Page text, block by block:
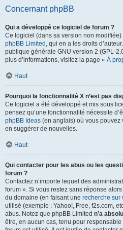
Concernant phpBB
Qui a développé ce logiciel de forum ?
Ce logiciel (dans sa version non
phpBB Limited , qui en a les droits
publique générale GNU version 2 (GPL-
plus d’informations, visitez la page « À
Haut
Pourquoi la fonctionnalité X n’est pas
Ce logiciel a été développé et mis sous
pensez qu’une fonctionnalité nécessite
phpBB Ideas (en anglais) où vous pouvez
en suggérer de nouvelles.
Haut
Qui contacter pour les abus ou les
forum ?
Contactez n’importe lequel des
forum ». Si vous restez sans réponse
du domaine (en faisant une recherche sur
utilisé (exemple : Yahoo!, Free, f2s.com,
abus. Notez que phpBB Limited n’a
être, en aucun cas, tenu pour responsable